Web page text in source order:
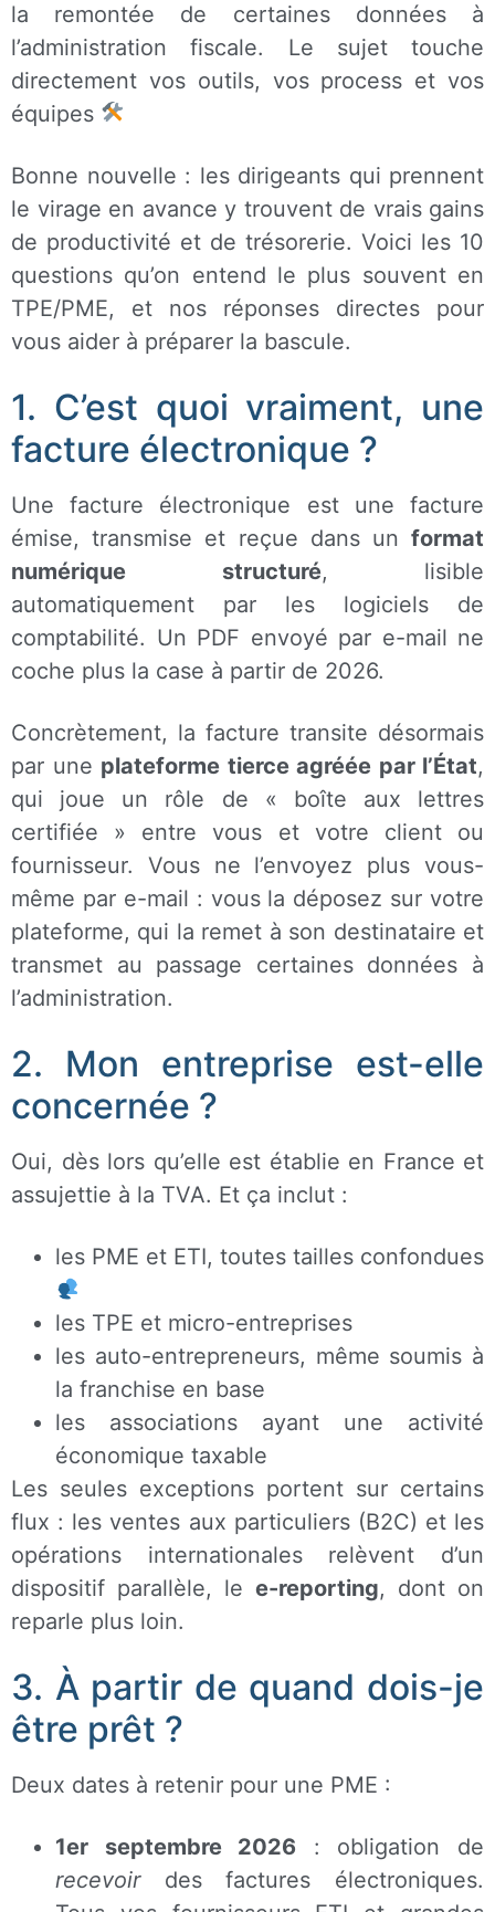
la remontée de certaines données à
l’administration fiscale. Le sujet touche
directement vos outils, vos process et vos
équipes
Bonne nouvelle : les dirigeants qui prennent
le virage en avance y trouvent de vrais gains
de productivité et de trésorerie. Voici les 10
questions qu’on entend le plus souvent en
TPE/PME, et nos réponses directes pour
vous aider à préparer la bascule.
1. C’est quoi vraiment, une
facture électronique ?
Une facture électronique est une facture
émise, transmise et reçue dans un format
numérique structuré, lisible
automatiquement par les logiciels de
comptabilité. Un PDF envoyé par e-mail ne
coche plus la case à partir de 2026.
Concrètement, la facture transite désormais
par une plateforme tierce agréée par l’État,
qui joue un rôle de « boîte aux lettres
certifiée » entre vous et votre client ou
fournisseur. Vous ne l’envoyez plus vous-
même par e-mail : vous la déposez sur votre
plateforme, qui la remet à son destinataire et
transmet au passage certaines données à
l’administration.
2. Mon entreprise est-elle
concernée ?
Oui, dès lors qu’elle est établie en France et
assujettie à la TVA. Et ça inclut :
les PME et ETI, toutes tailles confondues
les TPE et micro-entreprises
les auto-entrepreneurs, même soumis à
la franchise en base
les associations ayant une activité
économique taxable
Les seules exceptions portent sur certains
flux : les ventes aux particuliers (B2C) et les
opérations internationales relèvent d’un
dispositif parallèle, le e-reporting, dont on
reparle plus loin.
3. À partir de quand dois-je
être prêt ?
Deux dates à retenir pour une PME :
1er septembre 2026 : obligation de
recevoirdes factures électroniques.